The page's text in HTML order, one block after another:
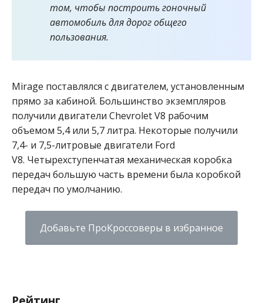
том, чтобы построить гоночный
автомобиль для дорог общего
пользования.
Mirage поставлялся с двигателем, установленным
прямо за кабиной. Большинство экземпляров
получили двигатели Chevrolet V8 рабочим
объемом 5,4 или 5,7 литра. Некоторые получили
7,4- и 7,5-литровые двигатели Ford
V8. Четырехступенчатая механическая коробка
передач большую часть времени была коробкой
передач по умолчанию.
Добавьте ПроКроссоверы в избранное